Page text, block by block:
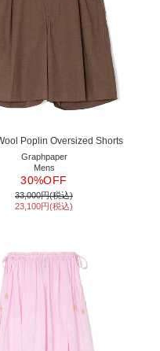
Poplin Oversized Shorts
Graphpaper
Mens
30%OFF
33,000円(税込)
23,100円(税込)